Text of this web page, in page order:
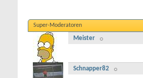
Super-Moderatoren
Meister
Schnapper82